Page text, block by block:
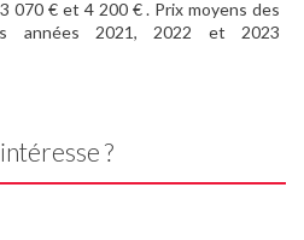
070 € et 4 200 € . Prix moyens des
années 2021, 2022 et 2023
?